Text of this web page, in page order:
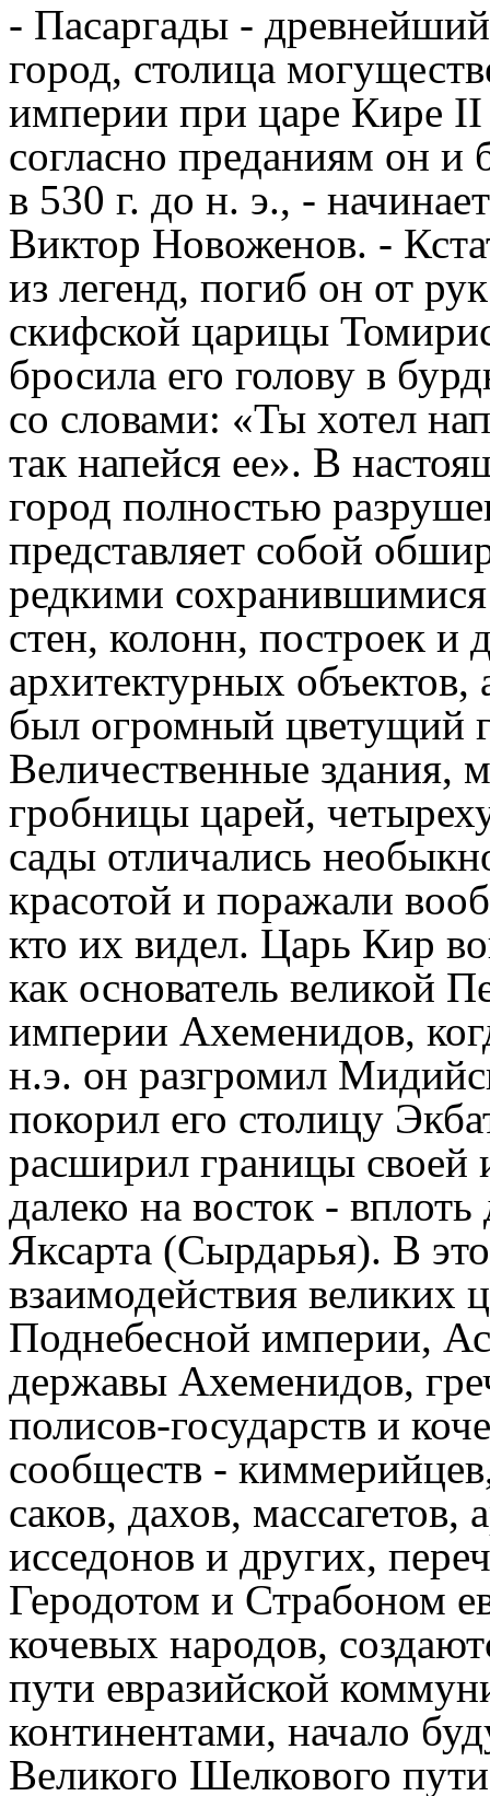
- Пасаргады -
город, столица
империи при царе Кире II
согласно преданиям он и
в 530 г. до н. э., -
Виктор Новоженов. -
из легенд, погиб он от
скифской царицы
бросила его голову в
со словами: «Ты хотел
так напейся ее». В
город полностью
представляет собой
редкими сохранившимися
стен, колонн, построек и
архитектурных объектов,
был огромный цветущий
Величественные здания,
гробницы царей,
сады отличались
красотой и поражали
кто их видел. Царь Кир
как основатель великой
империи Ахеменидов,
н.э. он разгромил
покорил его столицу
расширил границы своей
далеко на восток -
Яксарта (Сырдарья). В
взаимодействия великих
Поднебесной империи,
державы Ахеменидов,
полисов-государств и
сообществ -
саков, дахов, массагетов,
исседонов и других,
Геродотом и Страбоном
кочевых народов,
пути евразийской
континентами, начало
Великого Шелкового